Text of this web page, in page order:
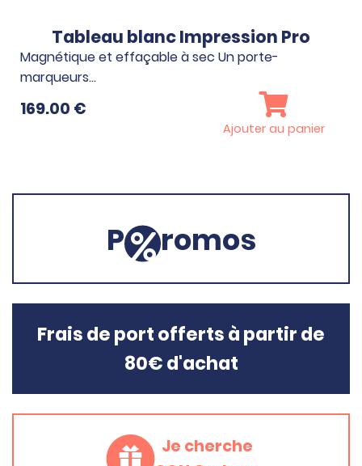
Tableau blanc Impression Pro
Magnétique et effaçable à sec Un porte-
marqueurs…
169.00 €
Ajouter au panier
P romos
Frais de port offerts à partir de
80€ d'achat
Je cherche